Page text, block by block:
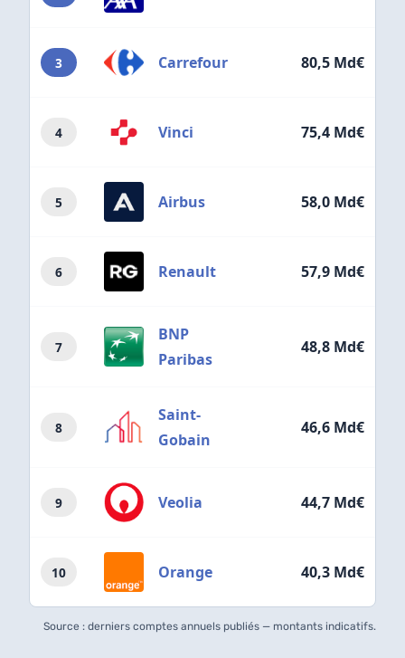
3 Carrefour 80,5 Md€
4 Vinci 75,4 Md€
5 Airbus 58,0 Md€
6 Renault 57,9 Md€
7
BNP
Paribas
48,8 Md€
8
Saint-
Gobain
46,6 Md€
9 Veolia 44,7 Md€
10 Orange 40,3 Md€
Source : derniers comptes annuels publiés — montants indicatifs.